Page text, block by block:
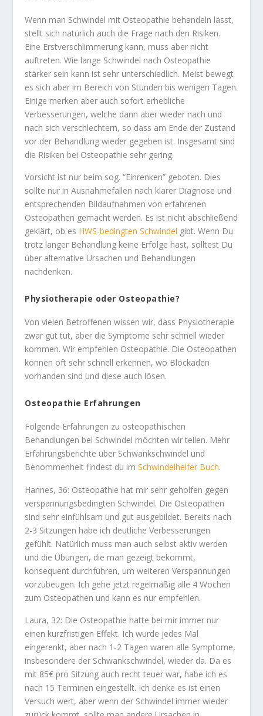
Wenn man Schwindel mit Osteopathie behandeln lässt,
stellt sich natürlich auch die Frage nach den Risiken.
Eine Erstverschlimmerung kann, muss aber nicht
auftreten. Wie lange Schwindel nach Osteopathie
stärker sein kann ist sehr unterschiedlich. Meist bewegt
es sich aber im Bereich von Stunden bis wenigen Tagen.
Einige merken aber auch sofort erhebliche
Verbesserungen, welche dann aber wieder nach und
nach sich verschlechtern, so dass am Ende der Zustand
vor der Behandlung wieder gegeben ist. Insgesamt sind
die Risiken bei Osteopathie sehr gering.
Vorsicht ist nur beim sog. “Einrenken” geboten. Dies
sollte nur in Ausnahmefällen nach klarer Diagnose und
entsprechenden Bildaufnahmen von erfahrenen
Osteopathen gemacht werden. Es ist nicht abschließend
geklärt, ob es HWS-bedingten Schwindel gibt. Wenn Du
trotz langer Behandlung keine Erfolge hast, solltest Du
über alternative Ursachen und Behandlungen
nachdenken.
Physiotherapie oder Osteopathie?
Von vielen Betroffenen wissen wir, dass Physiotherapie
zwar gut tut, aber die Symptome sehr schnell wieder
kommen. Wir empfehlen Osteopathie. Die Osteopathen
können oft sehr schnell erkennen, wo Blockaden
vorhanden sind und diese auch lösen.
Osteopathie Erfahrungen
Folgende Erfahrungen zu osteopathischen
Behandlungen bei Schwindel möchten wir teilen. Mehr
Erfahrungsberichte über Schwankschwindel und
Benommenheit findest du imSchwindelhelfer Buch.
Hannes, 36: Osteopathie hat mir sehr geholfen gegen
verspannungsbedingten Schwindel. Die Osteopathen
sind sehr einfühlsam und gut ausgebildet. Bereits nach
2-3 Sitzungen habe ich deutliche Verbesserungen
gefühlt. Natürlich muss man auch selbst aktiv werden
und die Übungen, die man gezeigt bekommt,
konsequent durchführen, um weiteren Verspannungen
vorzubeugen. Ich gehe jetzt regelmäßig alle 4 Wochen
zum Osteopathen und kann es nur empfehlen.
Laura, 32: Die Osteopathie hatte bei mir immer nur
einen kurzfristigen Effekt. Ich wurde jedes Mal
eingerenkt, aber nach 1-2 Tagen waren alle Symptome,
insbesondere der Schwankschwindel, wieder da. Da es
mit 85€ pro Sitzung auch recht teuer war, habe ich es
nach 15 Terminen eingestellt. Ich denke es ist einen
Versuch wert, aber wenn der Schwindel immer wieder